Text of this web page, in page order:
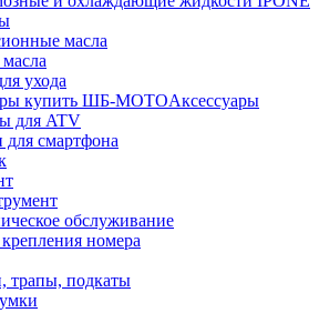
масла
ухода
Аксессуары
для ATV
для смартфона
обслуживание
номера
трапы, подкаты